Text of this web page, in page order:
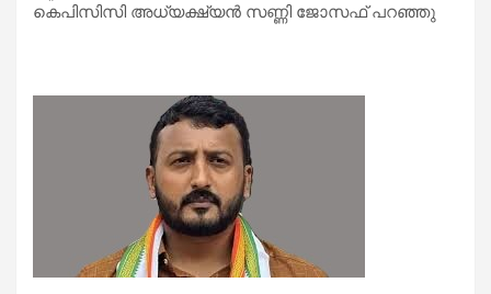
കെപിസിസി അധ്യക്ഷ്യൻ സണ്ണി ജോസഫ് പറഞ്ഞു